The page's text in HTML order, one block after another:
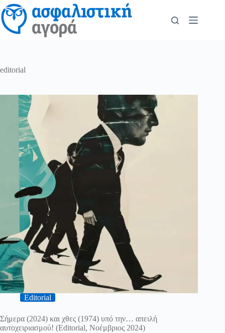
editorial
Editorial
Σήμερα (2024) και χθες (1974) υπό την… απειλή
αυτοχειριασμού! (Editorial, Νοέμβριος 2024)